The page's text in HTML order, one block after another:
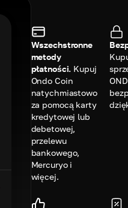
Wszechstronne
metody
płatności. Kupuj
Ondo Coin
natychmiastowo
za pomocą karty
kredytowej lub
debetowej,
przelewu
bankowego,
Mercuryo i
więcej.